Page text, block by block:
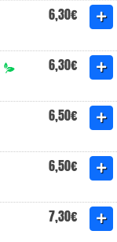
6,30€
6,30€
6,50€
6,50€
7,30€